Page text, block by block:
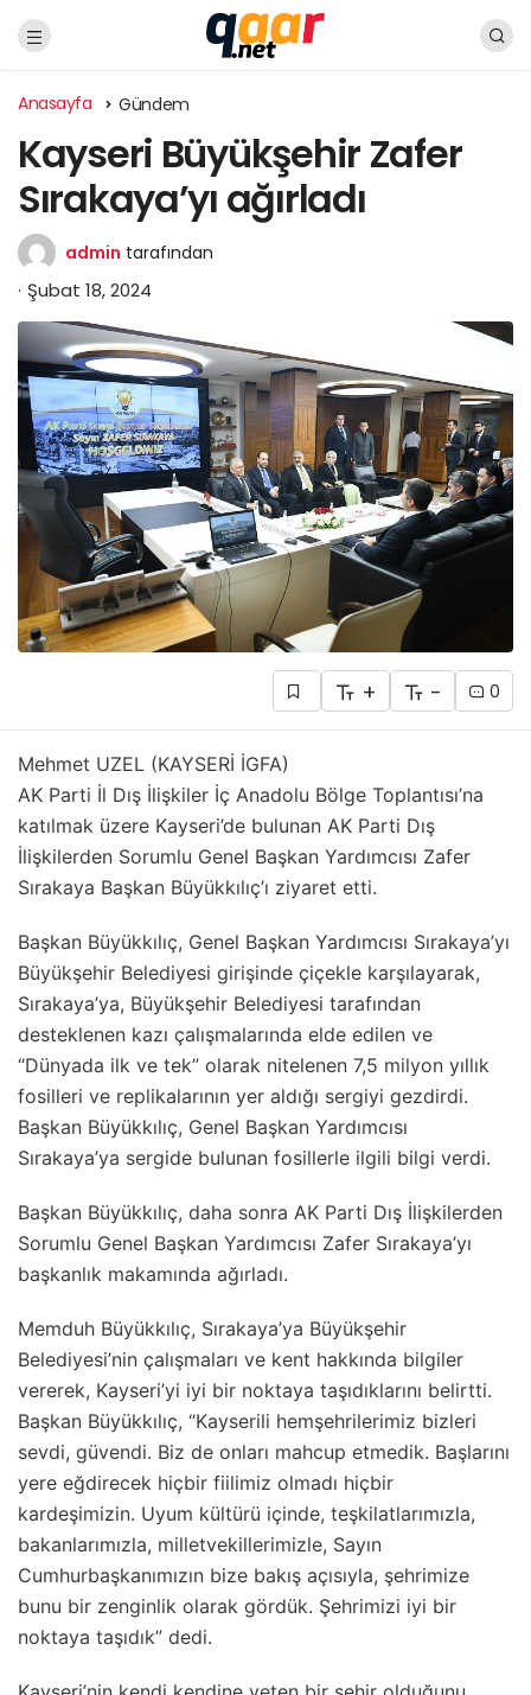
Anasayfa Gündem
Kayseri Büyükşehir Zafer
Sırakaya’yı ağırladı
admin tarafından
Şubat 18, 2024
+ - 0
Mehmet UZEL (KAYSERİ İGFA)
AK Parti İl Dış İlişkiler İç Anadolu Bölge Toplantısı’na
katılmak üzere Kayseri’de bulunan AK Parti Dış
İlişkilerden Sorumlu Genel Başkan Yardımcısı Zafer
Sırakaya Başkan Büyükkılıç’ı ziyaret etti.
Başkan Büyükkılıç, Genel Başkan Yardımcısı Sırakaya’yı
Büyükşehir Belediyesi girişinde çiçekle karşılayarak,
Sırakaya’ya, Büyükşehir Belediyesi tarafından
desteklenen kazı çalışmalarında elde edilen ve
“Dünyada ilk ve tek” olarak nitelenen 7,5 milyon yıllık
fosilleri ve replikalarının yer aldığı sergiyi gezdirdi.
Başkan Büyükkılıç, Genel Başkan Yardımcısı
Sırakaya’ya sergide bulunan fosillerle ilgili bilgi verdi.
Başkan Büyükkılıç, daha sonra AK Parti Dış İlişkilerden
Sorumlu Genel Başkan Yardımcısı Zafer Sırakaya’yı
başkanlık makamında ağırladı.
Memduh Büyükkılıç, Sırakaya’ya Büyükşehir
Belediyesi’nin çalışmaları ve kent hakkında bilgiler
vererek, Kayseri’yi iyi bir noktaya taşıdıklarını belirtti.
Başkan Büyükkılıç, “Kayserili hemşehrilerimiz bizleri
sevdi, güvendi. Biz de onları mahcup etmedik. Başlarını
yere eğdirecek hiçbir fiilimiz olmadı hiçbir
kardeşimizin. Uyum kültürü içinde, teşkilatlarımızla,
bakanlarımızla, milletvekillerimizle, Sayın
Cumhurbaşkanımızın bize bakış açısıyla, şehrimize
bunu bir zenginlik olarak gördük. Şehrimizi iyi bir
noktaya taşıdık” dedi.